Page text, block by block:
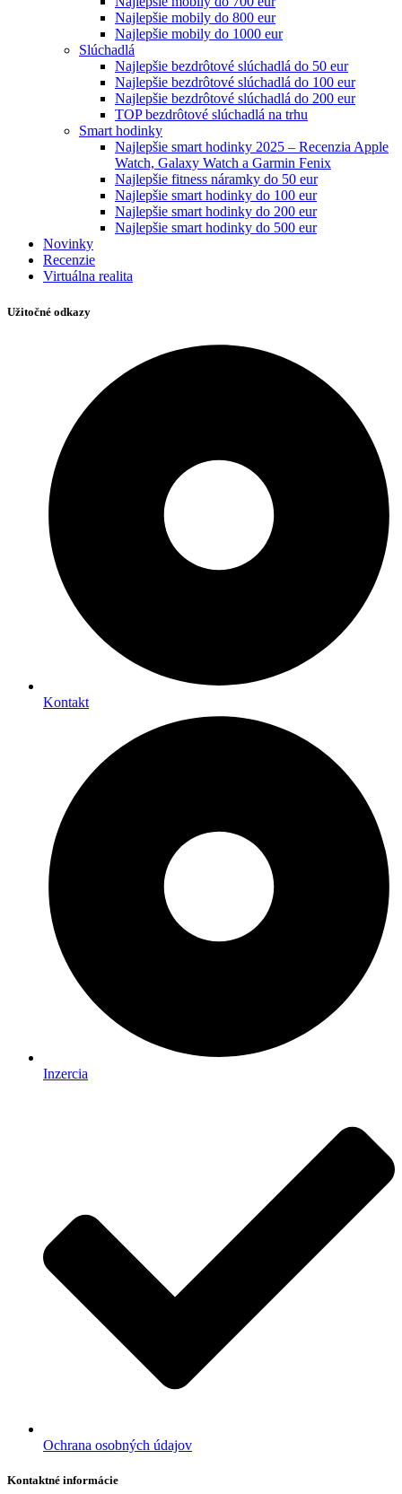
Najlepšie mobily do 800 eur
Najlepšie mobily do 1000 eur
Slúchadlá
Najlepšie bezdrôtové slúchadlá do 50 eur
Najlepšie bezdrôtové slúchadlá do 100 eur
Najlepšie bezdrôtové slúchadlá do 200 eur
TOP bezdrôtové slúchadlá na trhu
Smart hodinky
Najlepšie smart hodinky 2025 – Recenzia Apple
Watch, Galaxy Watch a Garmin Fenix
Najlepšie fitness náramky do 50 eur
Najlepšie smart hodinky do 100 eur
Najlepšie smart hodinky do 200 eur
Najlepšie smart hodinky do 500 eur
Novinky
Recenzie
Virtuálna realita
Užitočné odkazy
Kontakt
Inzercia
Ochrana osobných údajov
Kontaktné informácie